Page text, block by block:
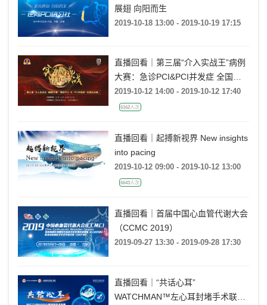
展翅 向阳而生
2019-10-18 13:00 - 2019-10-19 17:15
直播回看｜第三届“介入实战王”病例
大赛：急诊PCI&PCI并发症 全国总
决赛
2019-10-12 14:00 - 2019-10-12 17:40
6162人次
直播回看｜起搏新视界 New insights
into pacing
2019-10-12 09:00 - 2019-10-12 13:00
6643人次
直播回看｜首届中国心血管代谢大会
（CCMC 2019）
2019-09-27 13:30 - 2019-09-28 17:30
直播回看｜“共话心耳”
WATCHMAN™左心耳封堵手术联播